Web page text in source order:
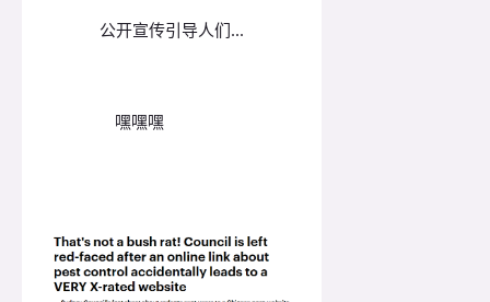
公开宣传引导人们...
嘿嘿嘿